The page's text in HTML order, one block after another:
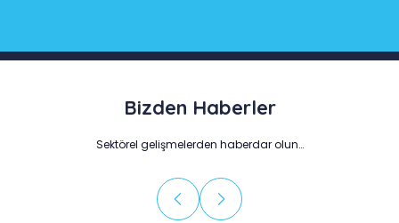
Bizden Haberler
Sektörel gelişmelerden haberdar olun…